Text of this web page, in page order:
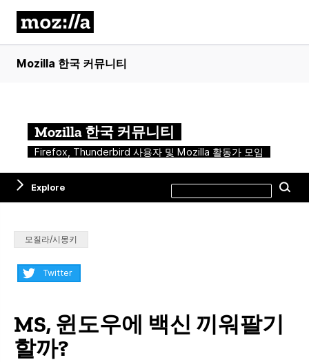
Mozilla 한국 커뮤니티
Mozilla 한국 커뮤니티
Firefox, Thunderbird 사용자 및 Mozilla 활동가 모임
Explore
this
site
Categories:
모질라/시몽키
Share:Twitter
MS, 윈도우에 백신 끼워팔기
할까?